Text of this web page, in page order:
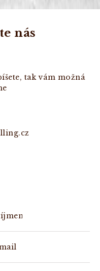
nás
tak vám možná